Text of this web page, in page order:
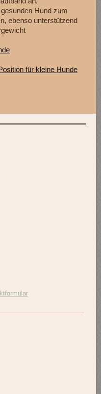
Hund zum
ebenso unterstützend
für kleine Hunde